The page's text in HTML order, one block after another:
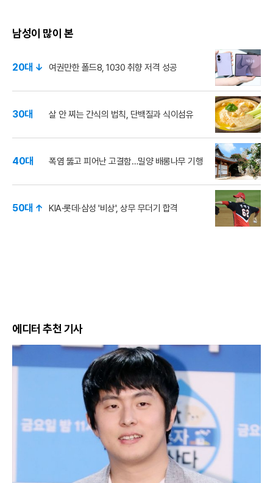
남성이 많이 본
20대 ↓ 여권만한 폴드8, 1030 취향 저격 성공
30대 살 안 찌는 간식의 법칙, 단백질과 식이섬유
40대 폭염 뚫고 피어난 고결함…밀양 배롱나무 기행
50대 ↑ KIA·롯데·삼성 '비상', 상무 무더기 합격
에디터 추천 기사